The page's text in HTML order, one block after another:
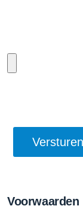
Voorwaarden